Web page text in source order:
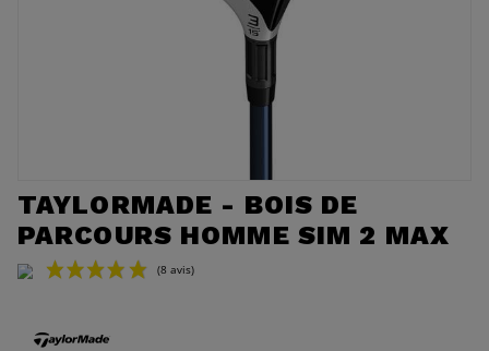
TAYLORMADE - BOIS DE
PARCOURS HOMME SIM 2 MAX